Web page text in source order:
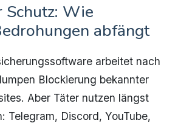
Wie
abfängt
arbeitet nach
Blockierung bekannter
Aber Täter nutzen längst
Telegram, Discord, YouTube,